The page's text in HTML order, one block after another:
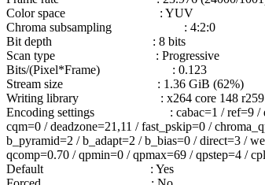
Color space : YUV
Chroma subsampling : 4:2:0
Bit depth : 8 bits
Scan type : Progressive
Bits/(Pixel*Frame) : 0.123
Stream size : 1.36 GiB (62%)
Writing library : x264 core 148 r2597
Encoding settings : cabac=1 / ref=9 /
cqm=0 / deadzone=21,11 / fast_pskip=0 /
b_pyramid=2 / b_adapt=2 / b_bias=0 / direct=3 /
qcomp=0.70 / qpmin=0 / qpmax=69 / qpstep=4 /
Default : Yes